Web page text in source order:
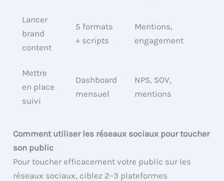
Lancer
brand
content
5 formats
+ scripts
Mentions,
engagement
Mettre
en place
suivi
Dashboard
mensuel
NPS, SOV,
mentions
Comment utiliser les réseaux sociaux pour toucher
son public
Pour toucher efficacement votre public sur les
réseaux sociaux, ciblez 2–3 plateformes